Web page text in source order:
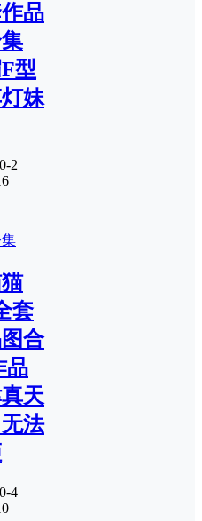
品
型
妹
2
套
合
品
天
法
4